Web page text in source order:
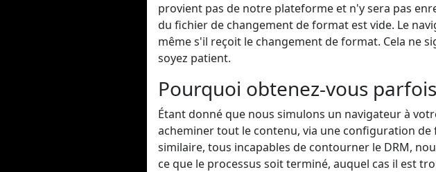
provient pas de notre plateforme et n'y sera pas
du fichier de changement de format est vide. Le
même s'il reçoit le changement de format. Cela ne
soyez patient.
Pourquoi obtenez-vous
Étant donné que nous simulons un navigateur à
acheminer tout le contenu, via une configuration
similaire, tous incapables de contourner le DRM,
ce que le processus soit terminé, auquel cas il est